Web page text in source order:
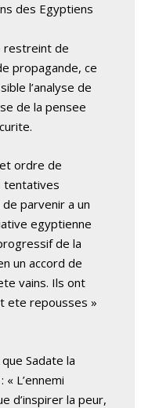
des Egyptiens
restreint de
propagande, ce
l’analyse de
de la pensee
ordre de
tentatives
parvenir a un
egyptienne
de la
un accord de
vains. Ils ont
ete repousses »
Sadate la
L’ennemi
d’inspirer la peur,